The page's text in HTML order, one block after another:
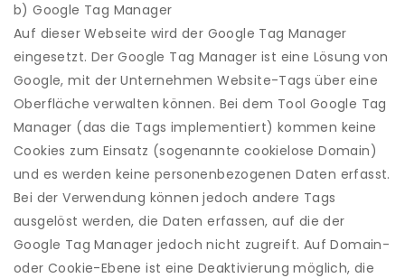
b) Google Tag Manager
Auf dieser Webseite wird der Google Tag Manager
eingesetzt. Der Google Tag Manager ist eine Lösung von
Google, mit der Unternehmen Website-Tags über eine
Oberfläche verwalten können. Bei dem Tool Google Tag
Manager (das die Tags implementiert) kommen keine
Cookies zum Einsatz (sogenannte cookielose Domain)
und es werden keine personenbezogenen Daten erfasst.
Bei der Verwendung können jedoch andere Tags
ausgelöst werden, die Daten erfassen, auf die der
Google Tag Manager jedoch nicht zugreift. Auf Domain-
oder Cookie-Ebene ist eine Deaktivierung möglich, die